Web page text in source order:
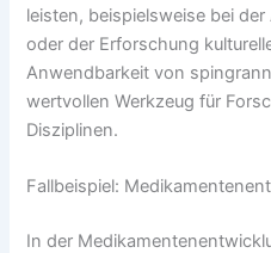
leisten, beispielsweise bei
oder der Erforschung
Anwendbarkeit von
wertvollen Werkzeug für
Disziplinen.
Fallbeispiel:
In der